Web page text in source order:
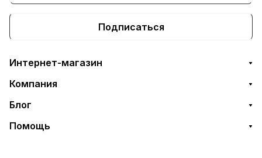
Подписаться
Интернет-магазин
Компания
Блог
Помощь